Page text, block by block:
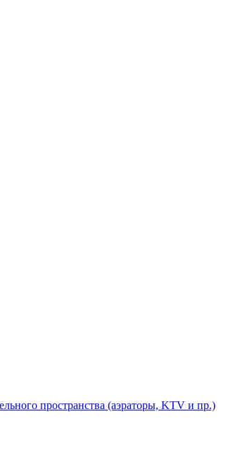
пространства (аэраторы, KTV и пр.)